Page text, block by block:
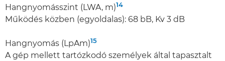
Hangnyomásszint (LWA, m)14
Működés közben (egyoldalas): 68 bB, Kv 3 dB
Hangnyomás (LpAm)15
A gép mellett tartózkodó személyek által tapasztalt